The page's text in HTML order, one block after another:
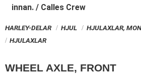
innan. / Calles Crew
HARLEY-DELAR HJUL
HJULAXLAR,
HJULAXLAR
WHEEL AXLE, FRONT